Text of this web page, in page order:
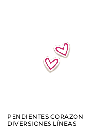
AÑADIR
PENDIENTES CORAZÓN
DIVERSIONES LÍNEAS